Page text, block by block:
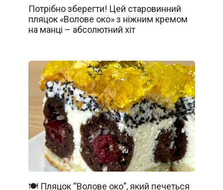
Потрібно зберегти! Цей старовинний
пляцок «Волове око» з ніжним кремом
на манці – абсолютний хіт
🍽️ Пляцок “Волове око”, який печеться